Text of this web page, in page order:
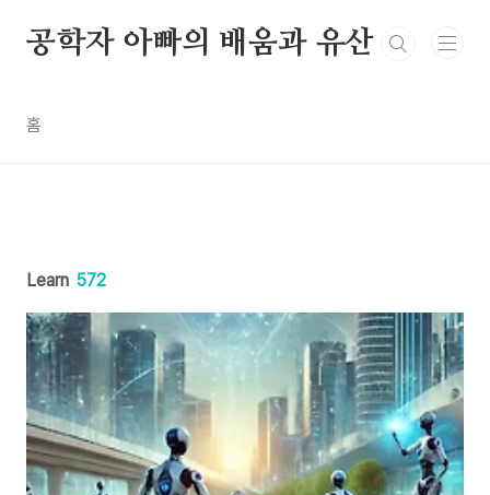
공학자 아빠의 배움과 유산
홈
Learn 572